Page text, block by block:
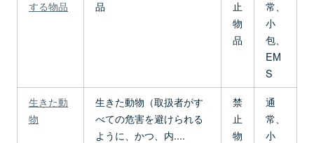
する物品 品
止
物
品
常、
小
包、
EM
S
生きた動
物
生きた動物（取扱者がす
べての危害を避けられる
ように、かつ、内....
禁
止
物
通
常、
小